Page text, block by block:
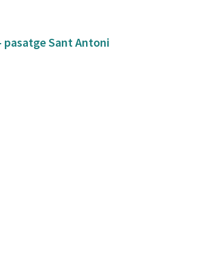
Sant Antoni